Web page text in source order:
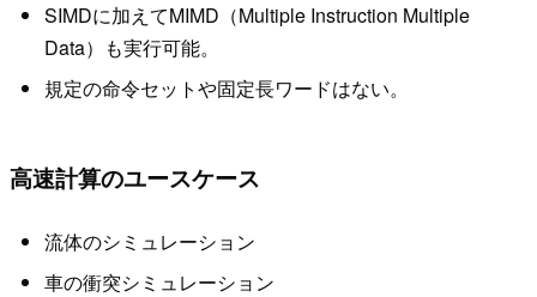
SIMDに加えてMIMD（Multiple Instruction Multiple
Data）も実行可能。
規定の命令セットや固定長ワードはない。
高速計算のユースケース
流体のシミュレーション
車の衝突シミュレーション